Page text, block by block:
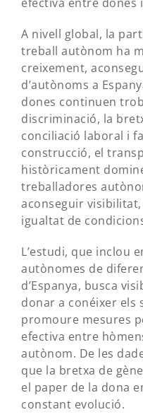
A nivell global, la
treball autònom ha
creixement,
d’autònoms a
dones continuen
discriminació, la
conciliació laboral i
construcció, el
històricament
treballadores
aconseguir
igualtat de
L’estudi, que inclou
autònomes de
d’Espanya, busca
donar a conéixer els
promoure mesures
efectiva entre
autònom. De les
que la bretxa de
el paper de la dona
constant evolució.